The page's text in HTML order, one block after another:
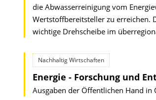
die Abwasserreinigung vom
Wertstoffbereitsteller zu erreichen.
wichtige Drehscheibe im
Nachhaltig Wirtschaften
Energie - Forschung und
Ausgaben der Öffentlichen Hand in